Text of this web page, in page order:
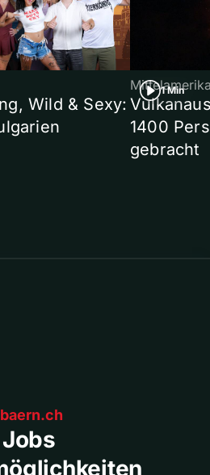
Wild & Sexy:
1 Min
1400
gebracht
Jobs